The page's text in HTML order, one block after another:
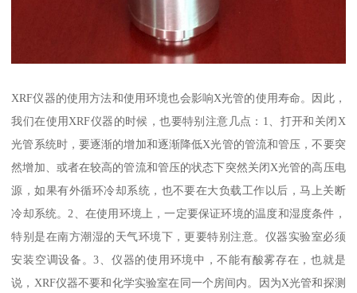
XRF仪器的使用方法和使用环境也会影响X光管的使用寿命。因此，
我们在使用XRF仪器的时候，也要特别注意几点：1、打开和关闭X
光管系统时，要逐渐的增加和逐渐降低X光管的管流和管压，不要突
然增加、或者在较高的管流和管压的状态下突然关闭X光管的高压电
源，如果有外循环冷却系统，也不要在大负载工作以后，马上关断
冷却系统。2、在使用环境上，一定要保证环境的温度和湿度条件，
特别是在南方潮湿的天气环境下，更要特别注意。仪器实验室必须
安装空调设备。3、仪器的使用环境中，不能有酸雾存在，也就是
说，XRF仪器不要和化学实验室在同一个房间内。因为X光管和探测